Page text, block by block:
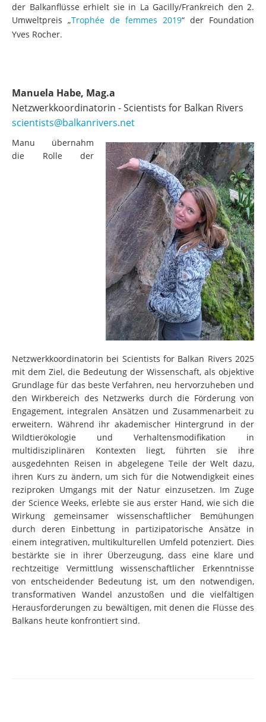
der Balkanflüsse erhielt sie in La Gacilly/Frankreich den 2.
Umweltpreis „Trophée de femmes 2019“ der Foundation
Yves Rocher.
Manuela Habe, Mag.a
Netzwerkkoordinatorin - Scientists for Balkan Rivers
scientists@balkanrivers.net
Manu übernahm
die Rolle der
Netzwerkkoordinatorin bei Scientists for Balkan Rivers 2025
mit dem Ziel, die Bedeutung der Wissenschaft, als objektive
Grundlage für das beste Verfahren, neu hervorzuheben und
den Wirkbereich des Netzwerks durch die Förderung von
Engagement, integralen Ansätzen und Zusammenarbeit zu
erweitern. Während ihr akademischer Hintergrund in der
Wildtierökologie und Verhaltensmodifikation in
multidisziplinären Kontexten liegt, führten sie ihre
ausgedehnten Reisen in abgelegene Teile der Welt dazu,
ihren Kurs zu ändern, um sich für die Notwendigkeit eines
reziproken Umgangs mit der Natur einzusetzen. Im Zuge
der Science Weeks, erlebte sie aus erster Hand, wie sich die
Wirkung gemeinsamer wissenschaftlicher Bemühungen
durch deren Einbettung in partizipatorische Ansätze in
einem integrativen, multikulturellen Umfeld potenziert. Dies
bestärkte sie in ihrer Überzeugung, dass eine klare und
rechtzeitige Vermittlung wissenschaftlicher Erkenntnisse
von entscheidender Bedeutung ist, um den notwendigen,
transformativen Wandel anzustoßen und die vielfältigen
Herausforderungen zu bewältigen, mit denen die Flüsse des
Balkans heute konfrontiert sind.